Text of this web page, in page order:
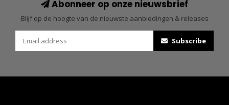
Abonneer op onze nieuwsbrief
Blijf op de hoogte van de nieuwste aanbiedingen & releases
Subscribe